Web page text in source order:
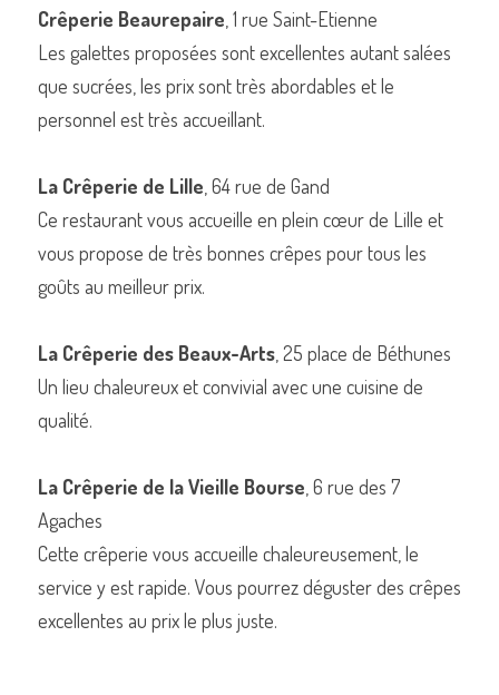
Crêperie Beaurepaire , 1 rue Saint-Etienne
Les galettes proposées sont excellentes autant salées
que sucrées, les prix sont très abordables et le
personnel est très accueillant.
La Crêperie de Lille , 64 rue de Gand
Ce restaurant vous accueille en plein cœur de Lille et
vous propose de très bonnes crêpes pour tous les
goûts au meilleur prix.
La Crêperie des Beaux-Arts , 25 place de Béthunes
Un lieu chaleureux et convivial avec une cuisine de
qualité.
La Crêperie de la Vieille Bourse , 6 rue des 7
Agaches
Cette crêperie vous accueille chaleureusement, le
service y est rapide. Vous pourrez déguster des crêpes
excellentes au prix le plus juste.